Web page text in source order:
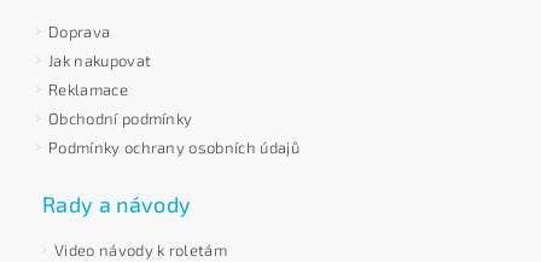
Doprava
Jak nakupovat
Reklamace
Obchodní podmínky
Podmínky ochrany osobních údajů
Rady a návody
Video návody k roletám